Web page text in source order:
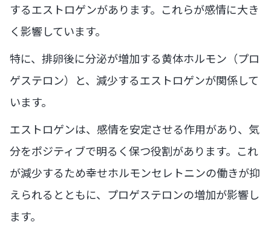
するエストロゲンがあります。これらが感情に大き
く影響しています。
特に、排卵後に分泌が増加する黄体ホルモン（プロ
ゲステロン）と、減少するエストロゲンが関係して
います。
エストロゲンは、感情を安定させる作用があり、気
分をポジティブで明るく保つ役割があります。これ
が減少するため幸せホルモンセレトニンの働きが抑
えられるとともに、プロゲステロンの増加が影響し
ます。